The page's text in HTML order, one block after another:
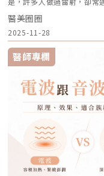
原廠產品，是安全變美的
非單純的商業交易，所有的
選擇合適的醫療方案，以確
師定期抽血監測肝功能與血
標準的累積劑量。CAPRI
「雷射波長」與「對油脂的
殺菌」的雙效機制，適合
1726nm 的戰痘雷射則是專
出油源頭，因此更適合用來
的頑固型痘痘肌。誰最適合
況，AviClear 將會是非常
經吃過口服 A 酸但無法忍受
的人。 備孕中或哺乳中的
避孕一段時間；而戰痘雷
孕婦本身基於安全考量，
粗大者：即使目前沒有嚴
根本減少出油量的人。 作
大導致賀爾蒙波動，進而
能有效阻斷復發。 深色肌
射）在深色肌膚上容易引
1726nm 波長針對的是「
膚色分類的 I 到 VI 型（包
射 常見 QA 總整理在決定
整理了討論度最高的幾個
可。避免頻繁使用磨砂或強
度使用酸類，幫助代謝角質
專業建議下使用酸類保養品
油脂代謝，常用於黑頭與粉
作用於表層角質更新，改善
脂特性，屬較溫和的酸類
究較完整的抗老成分之一
於老化型毛孔與膚質粗糙有
度、循序漸進方式建立耐
失與肌膚老化的重要因素
應確實做好防曬（塗抹防
粗大？如果你期待的是肉
療程通常會是更直接且具
不同成因的毛孔問題都有
（HydraFacial）原理：屬
術，溫和無痛地吸出毛孔
度的保濕與抗氧化精華。
為重要活動前的急救保養
吸」的潔淨感，毛孔因為
無恢復期。2. 光電雷射：
影。 Reepot AI時光雷射（
字第 037165 號）自 2025
療領域重要新進展。它重
「燒灼式破壞」，轉變為更
像分析與超冷卻保護，使治
效率。對於過去因反黑、修
的出現為除斑帶來全新的
作？和你聽過的皮秒、傳統
術後照護、價格又是多少
考。為什麼斑點這麼難纏
人以為斑點只是「曬太陽
有不同來源。色素形成的
不能以單一方式應對。常
曬會刺激黑色素細胞活躍
因素有些人天生黑色素細
蒙波動包含懷孕、避孕藥
知的肝斑。四、發炎後色
可能留下深淺不一的色沉
與「分布」，也使除斑變
足，改善有限；能量過強
醫美圈圈
2025-11-28
醫師專欄